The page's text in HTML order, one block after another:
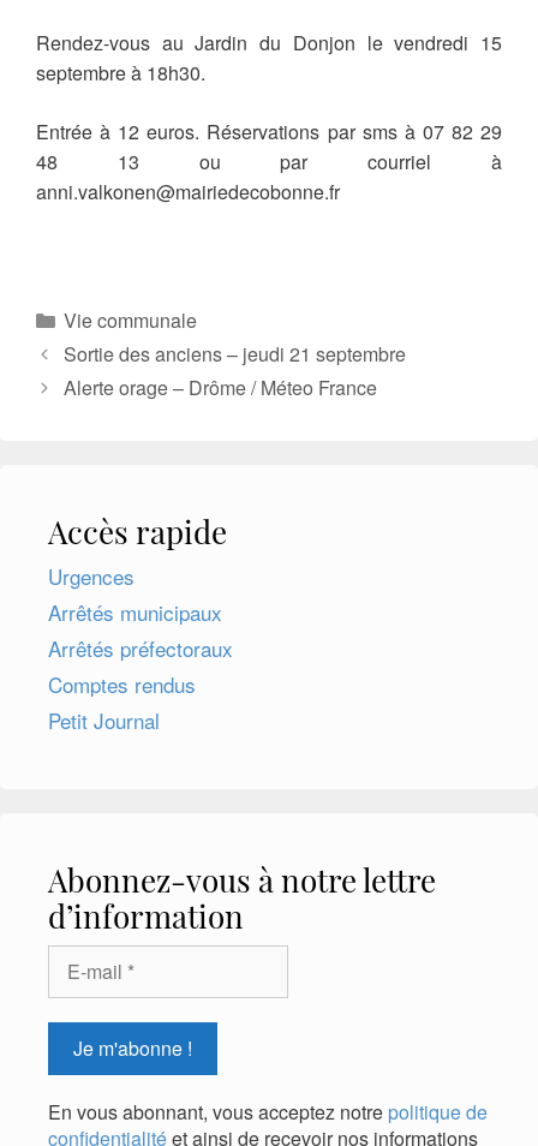
Rendez-vous au Jardin du Donjon le vendredi 15
septembre à 18h30.
Entrée à 12 euros. Réservations par sms à 07 82 29
48 13 ou par courriel à
anni.valkonen@mairiedecobonne.fr
Catégories
Vie communale
Sortie des anciens – jeudi 21 septembre
Alerte orage – Drôme / Méteo France
Accès rapide
Urgences
Arrêtés municipaux
Arrêtés préfectoraux
Comptes rendus
Petit Journal
Abonnez-vous à notre lettre
d’information
En vous abonnant, vous acceptez notre politique de
confidentialitéet ainsi de recevoir nos informations